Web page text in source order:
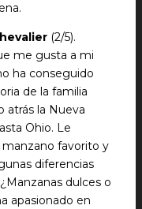
(2/5).
me gusta a mi
ha conseguido
de la familia
atrás la Nueva
Ohio. Le
manzano favorito y
diferencias
dulces o
apasionado en